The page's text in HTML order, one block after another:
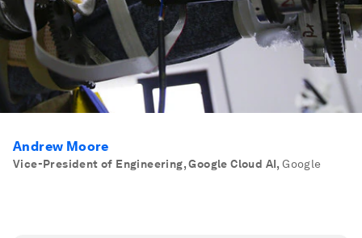
Andrew Moore
Vice-President of Engineering, Google Cloud AI, Google